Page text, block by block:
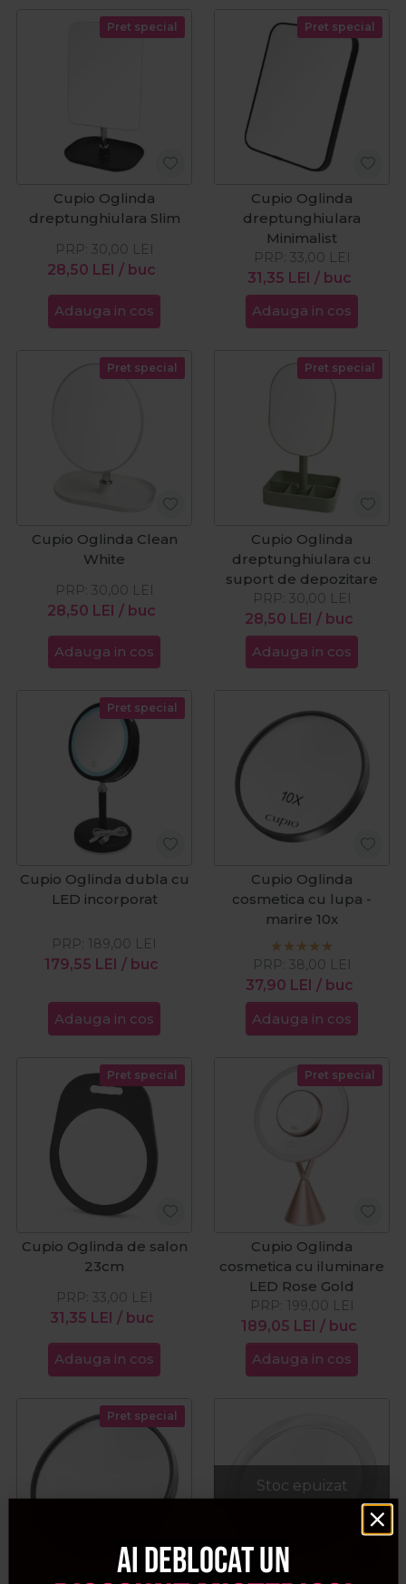
Pret special
Cupio Oglinda
dreptunghiulara Slim
28,50 LEI / buc
PRP: 30,00 LEI
Adauga in cos
Pret special
Cupio Oglinda
dreptunghiulara
Minimalist
31,35 LEI / buc
PRP: 33,00 LEI
Adauga in cos
Pret special
Cupio Oglinda Clean
White
28,50 LEI / buc
PRP: 30,00 LEI
Adauga in cos
Pret special
Cupio Oglinda
dreptunghiulara cu
suport de depozitare
28,50 LEI / buc
PRP: 30,00 LEI
Adauga in cos
Pret special
Cupio Oglinda dubla cu
LED incorporat
179,55 LEI / buc
PRP: 189,00 LEI
Adauga in cos
Cupio Oglinda
cosmetica cu lupa -
marire 10x
37,90 LEI / buc
PRP: 38,00 LEI
Adauga in cos
Pret special
Cupio Oglinda de salon
23cm
31,35 LEI / buc
PRP: 33,00 LEI
Adauga in cos
Pret special
Cupio Oglinda
cosmetica cu iluminare
LED Rose Gold
189,05 LEI / buc
PRP: 199,00 LEI
Adauga in cos
Pret special
Stoc epuizat
Ai deblocat un